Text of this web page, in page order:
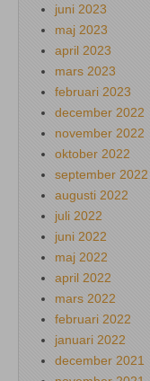
juni 2023
maj 2023
april 2023
mars 2023
februari 2023
december 2022
november 2022
oktober 2022
september 2022
augusti 2022
juli 2022
juni 2022
maj 2022
april 2022
mars 2022
februari 2022
januari 2022
december 2021